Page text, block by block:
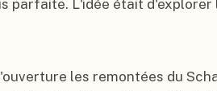
parfaite. L'idée était d'explorer
les remontées du